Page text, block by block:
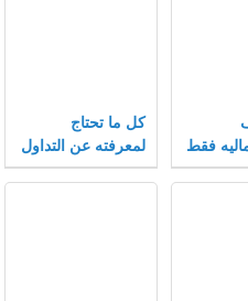
فقط
كل ما تحتاج
لمعرفته عن التداول
في سوق الفوركس